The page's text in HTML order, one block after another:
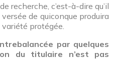
recherche, c’est-à-dire qu’il
de quiconque produira
protégée.
par quelques
du titulaire n’est pas